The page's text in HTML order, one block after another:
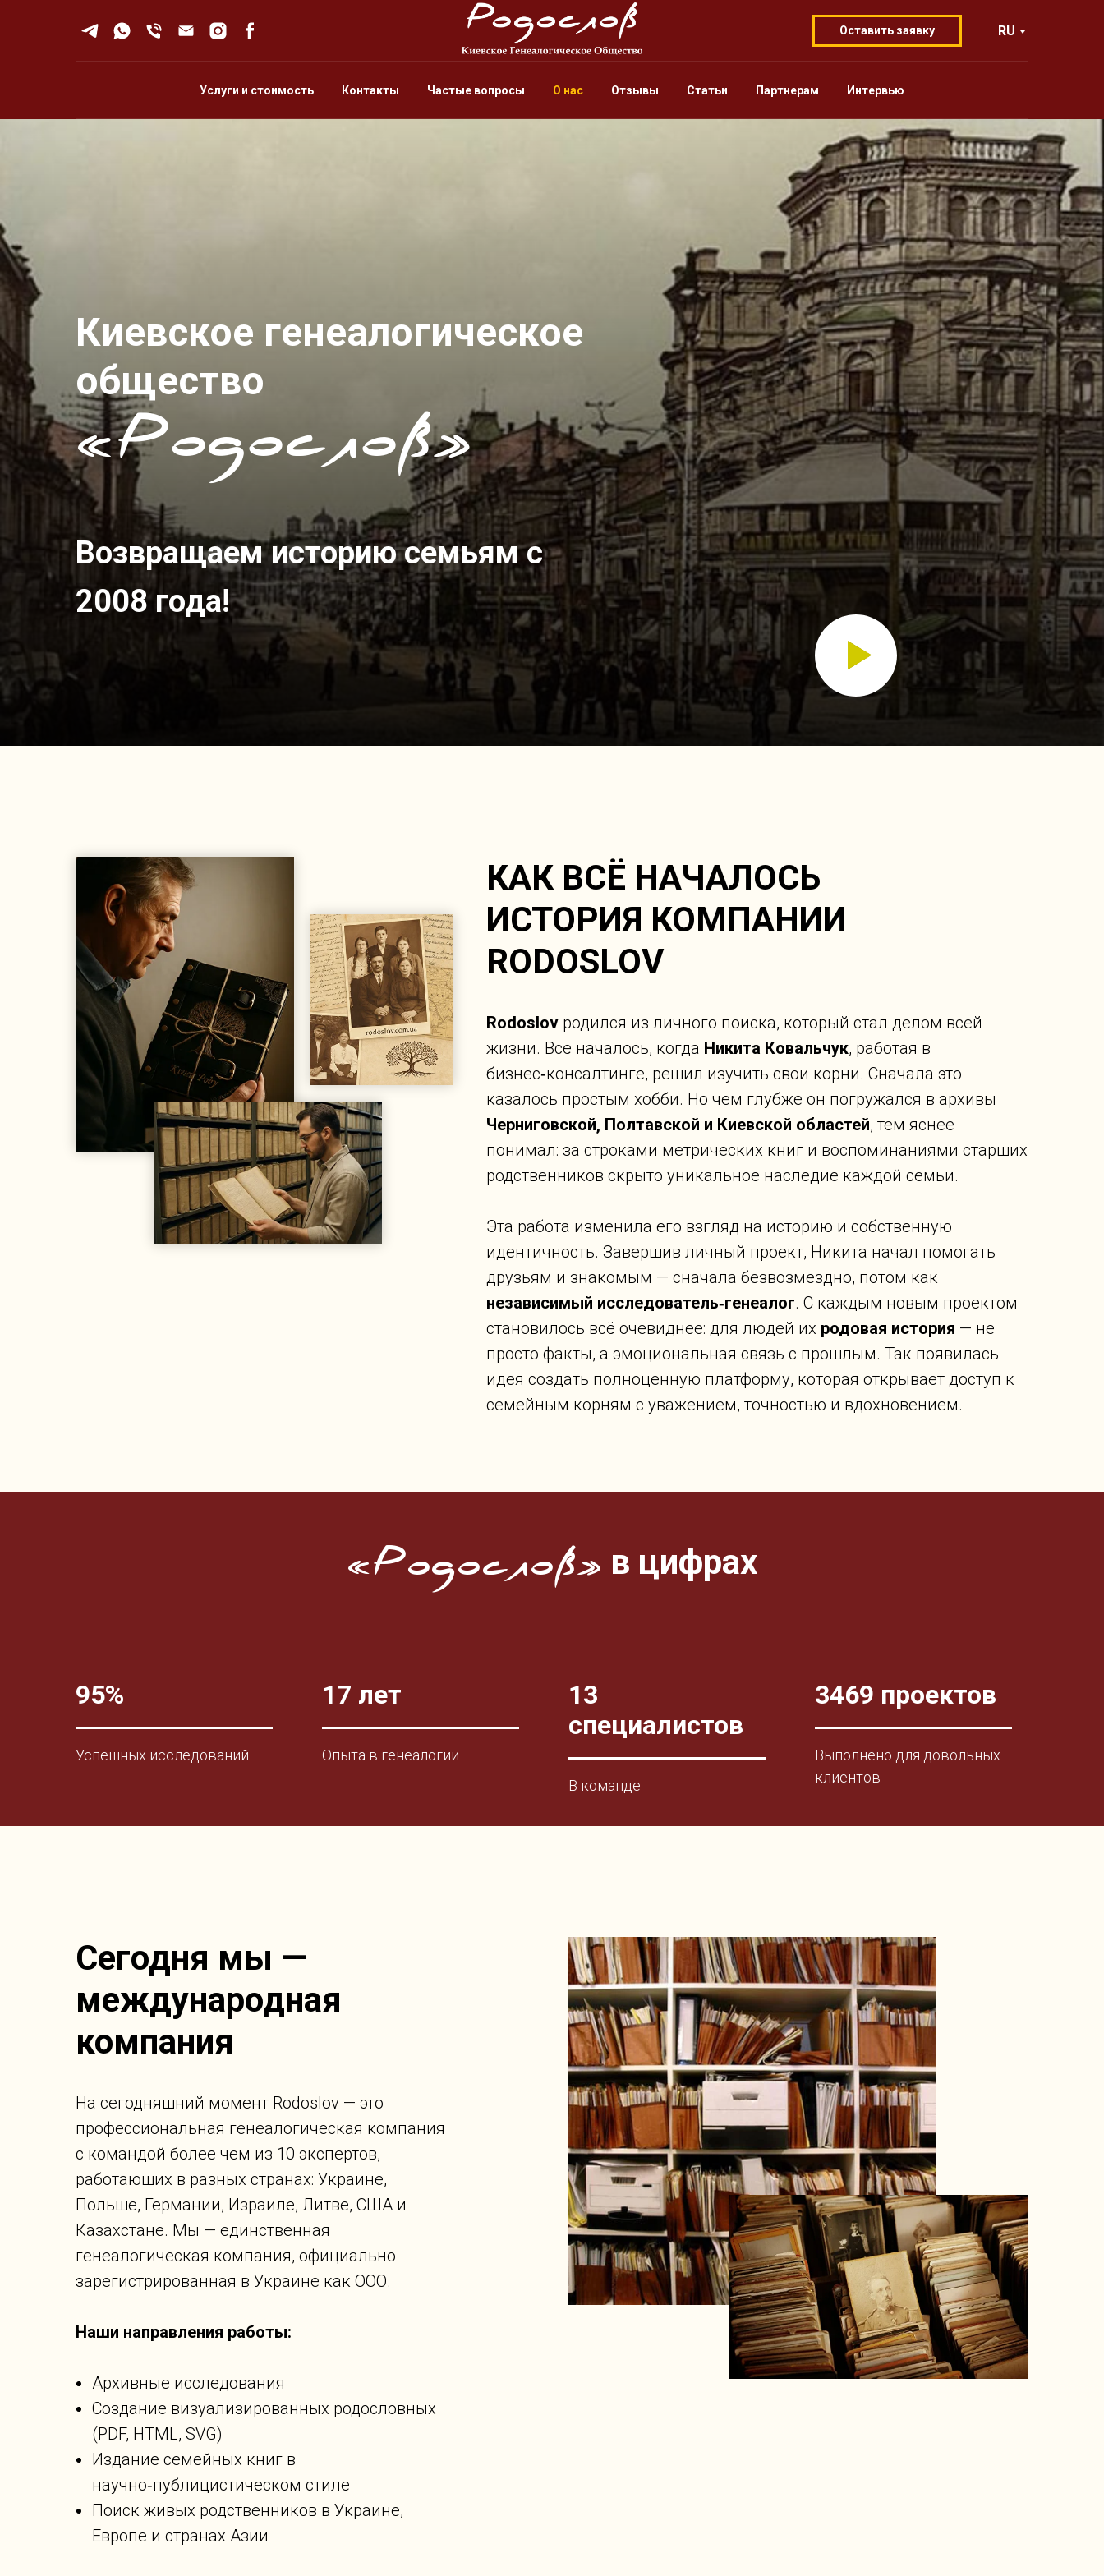
Оставить заявку RU
Услуги и стоимость Контакты Частые вопросы О нас Отзывы Статьи Партнерам Интервью
Киевское генеалогическое
общество
«Родослов»
Возвращаем историю семьям с
2008 года!
КАК ВСЁ НАЧАЛОСЬ
ИСТОРИЯ КОМПАНИИ
RODOSLOV
Rodoslov родился из личного поиска, который стал делом всей
жизни. Всё началось, когда Никита Ковальчук, работая в
бизнес‑консалтинге, решил изучить свои корни. Сначала это
казалось простым хобби. Но чем глубже он погружался в архивы
Черниговской, Полтавской и Киевской областей, тем яснее
понимал: за строками метрических книг и воспоминаниями старших
родственников скрыто уникальное наследие каждой семьи.
Эта работа изменила его взгляд на историю и собственную
идентичность. Завершив личный проект, Никита начал помогать
друзьям и знакомым — сначала безвозмездно, потом как
независимый исследователь‑генеалог. С каждым новым проектом
становилось всё очевиднее: для людей их родовая история — не
просто факты, а эмоциональная связь с прошлым. Так появилась
идея создать полноценную платформу, которая открывает доступ к
семейным корням с уважением, точностью и вдохновением.
«Родослов» в цифрах
95%
Успешных исследований
17 лет
Опыта в генеалогии
13
специалистов
В команде
3469 проектов
Выполнено для довольных
клиентов
Сегодня мы —
международная
компания
На сегодняшний момент Rodoslov — это
профессиональная генеалогическая компания
с командой более чем из 10 экспертов,
работающих в разных странах: Украине,
Польше, Германии, Израиле, Литве, США и
Казахстане. Мы — единственная
генеалогическая компания, официально
зарегистрированная в Украине как ООО.
Наши направления работы:
Архивные исследования
Создание визуализированных родословных
(PDF, HTML, SVG)
Издание семейных книг в
научно‑публицистическом стиле
Поиск живых родственников в Украине,
Европе и странах Азии